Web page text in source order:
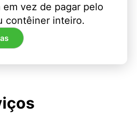
em vez de pagar pelo
contêiner inteiro.